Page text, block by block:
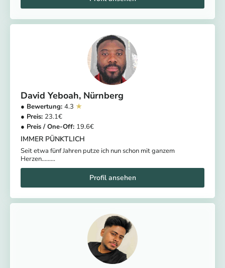
David Yeboah Nürnberg
4.3
23.1
19.6
IMMER PÜNKTLICH
Seit etwa fünf Jahren putze ich nun schon mit ganzem
Herzen.........